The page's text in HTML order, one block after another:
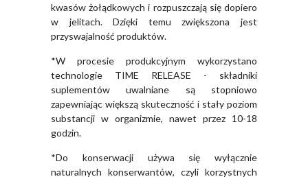
kwasów żołądkowych i rozpuszczają się dopiero
w jelitach. Dzięki temu zwiększona jest
przyswajalność produktów.
*W procesie produkcyjnym wykorzystano
technologie TIME RELEASE - składniki
suplementów uwalniane są stopniowo
zapewniając większą skuteczność i stały poziom
substancji w organizmie, nawet przez 10-18
godzin.
*Do konserwacji używa się wyłącznie
naturalnych konserwantów, czyli korzystnych